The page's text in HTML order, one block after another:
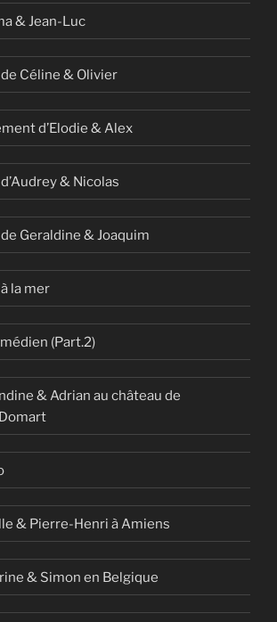
& Jean-Luc
Céline & Olivier
d’Elodie & Alex
& Nicolas
Geraldine & Joaquim
la mer
(Part.2)
& Adrian au château de
& Pierre-Henri à Amiens
& Simon en Belgique